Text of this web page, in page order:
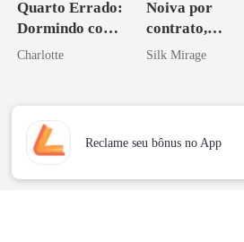
Quarto Errado:
Dormindo com
o Tio do Meu
Charlotte
Noiva por
contrato,
obsessão eterna
Silk Mirage
Reclame seu bônus no App